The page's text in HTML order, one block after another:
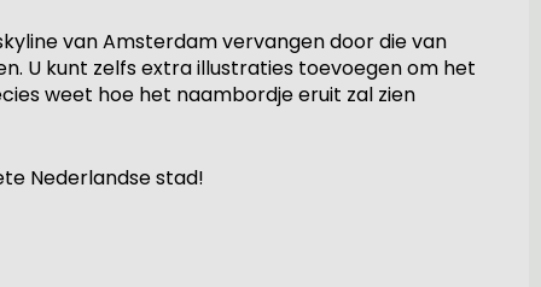
van Amsterdam vervangen door die van
U kunt zelfs extra illustraties toevoegen om het
weet hoe het naambordje eruit zal zien
Nederlandse stad!